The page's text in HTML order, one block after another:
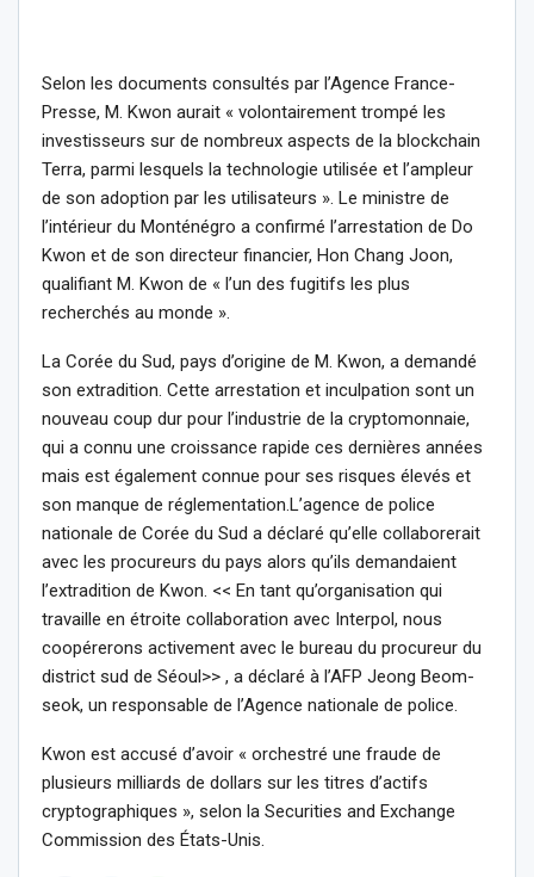
Selon les documents consultés par l’Agence France-
Presse, M. Kwon aurait « volontairement trompé les
investisseurs sur de nombreux aspects de la blockchain
Terra, parmi lesquels la technologie utilisée et l’ampleur
de son adoption par les utilisateurs ». Le ministre de
l’intérieur du Monténégro a confirmé l’arrestation de Do
Kwon et de son directeur financier, Hon Chang Joon,
qualifiant M. Kwon de « l’un des fugitifs les plus
recherchés au monde ».
La Corée du Sud, pays d’origine de M. Kwon, a demandé
son extradition. Cette arrestation et inculpation sont un
nouveau coup dur pour l’industrie de la cryptomonnaie,
qui a connu une croissance rapide ces dernières années
mais est également connue pour ses risques élevés et
son manque de réglementation.L’agence de police
nationale de Corée du Sud a déclaré qu’elle collaborerait
avec les procureurs du pays alors qu’ils demandaient
l’extradition de Kwon. << En tant qu’organisation qui
travaille en étroite collaboration avec Interpol, nous
coopérerons activement avec le bureau du procureur du
district sud de Séoul>> , a déclaré à l’AFP Jeong Beom-
seok, un responsable de l’Agence nationale de police.
Kwon est accusé d’avoir « orchestré une fraude de
plusieurs milliards de dollars sur les titres d’actifs
cryptographiques », selon la Securities and Exchange
Commission des États-Unis.